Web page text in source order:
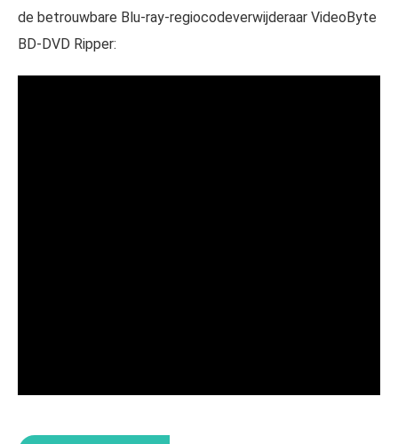
de betrouwbare Blu-ray-regiocodeverwijderaar VideoByte
BD-DVD Ripper: